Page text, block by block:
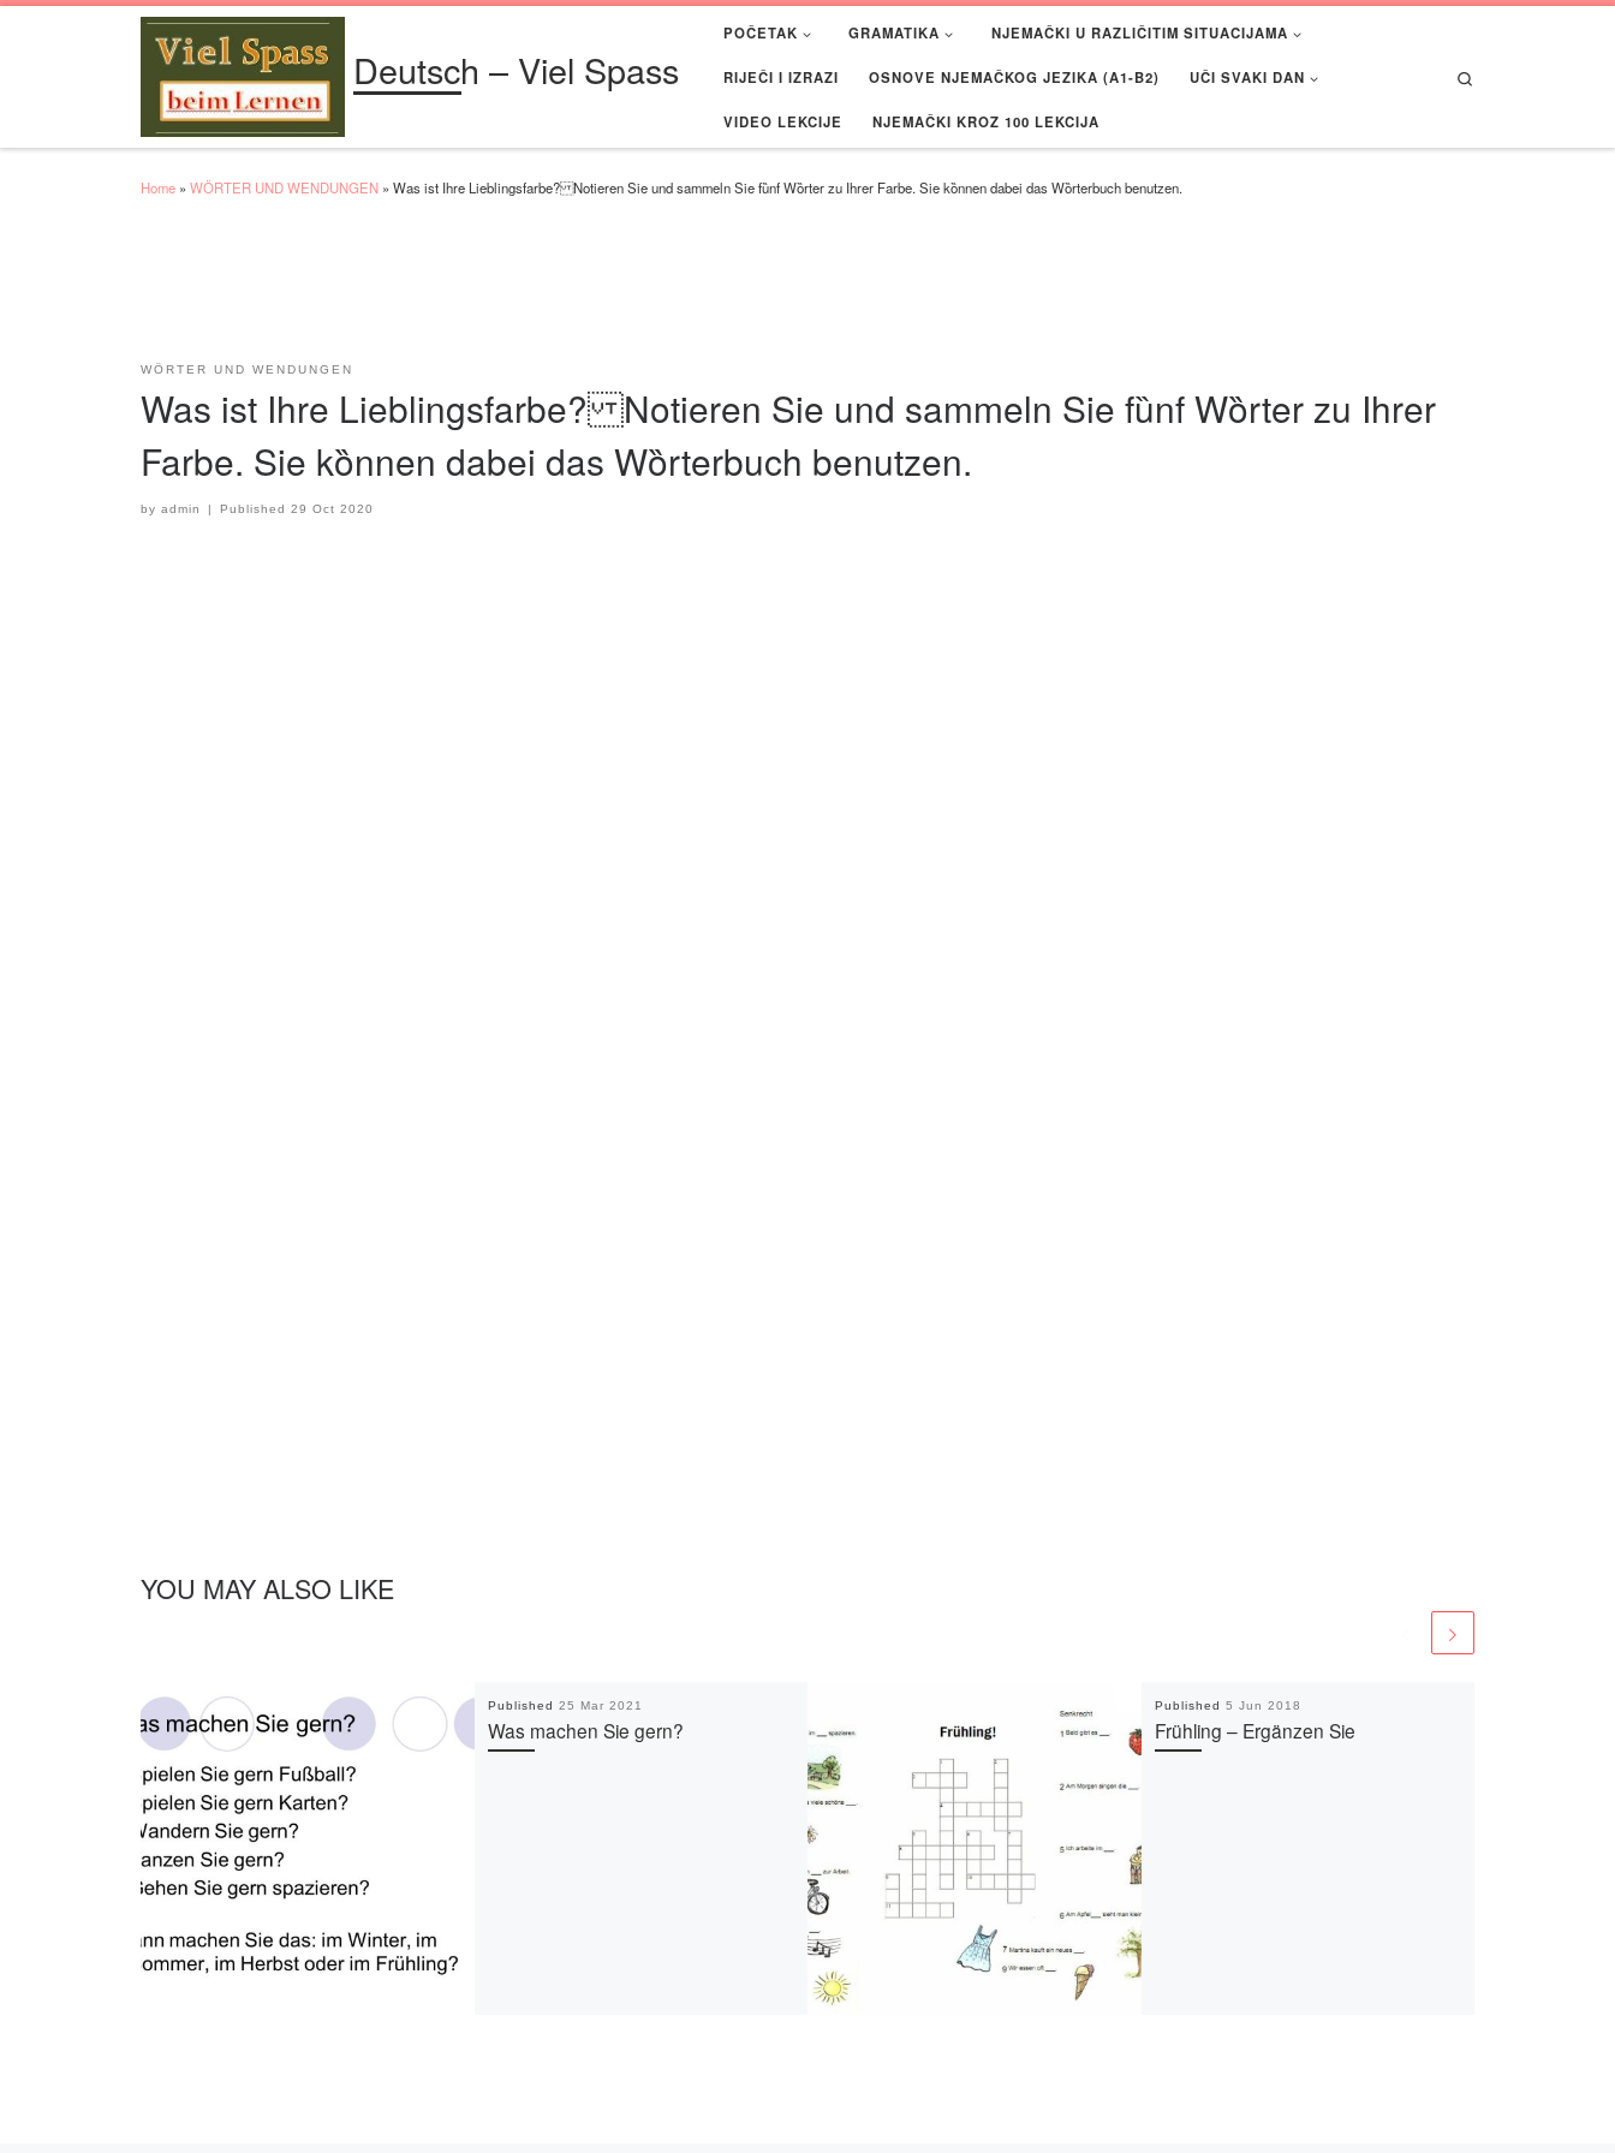
Deutsch – Viel Spass
POČETAK GRAMATIKA NJEMAČKI U RAZLIČITIM SITUACIJAMA
RIJEČI I IZRAZI OSNOVE NJEMAČKOG JEZIKA (A1-B2) UČI SVAKI DAN
VIDEO LEKCIJE NJEMAČKI KROZ 100 LEKCIJA
Home » WÖRTER UND WENDUNGEN » Was ist Ihre Lieblingsfarbe? Notieren Sie und sammeln Sie fȕnf Wȍrter zu Ihrer Farbe. Sie kȍnnen dabei das Wȍrterbuch benutzen.
WÖRTER UND WENDUNGEN
Was ist Ihre Lieblingsfarbe? Notieren Sie und sammeln Sie fȕnf Wȍrter zu Ihrer
Farbe. Sie kȍnnen dabei das Wȍrterbuch benutzen.
by admin | Published29 Oct 2020
YOU MAY ALSO LIKE
Published 25 Mar 2021
Was machen Sie gern?
Published 5 Jun 2018
Frühling – Ergänzen Sie